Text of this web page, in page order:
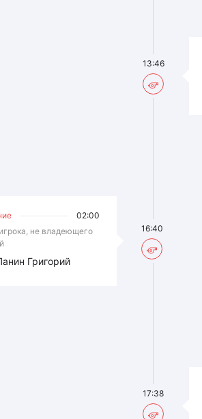
13:46
02:00
не владеющего
Григорий
16:40
17:38